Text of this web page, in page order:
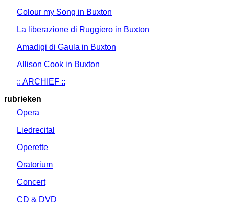
Colour my Song in Buxton
La liberazione di Ruggiero in Buxton
Amadigi di Gaula in Buxton
Allison Cook in Buxton
:: ARCHIEF ::
rubrieken
Opera
Liedrecital
Operette
Oratorium
Concert
CD & DVD